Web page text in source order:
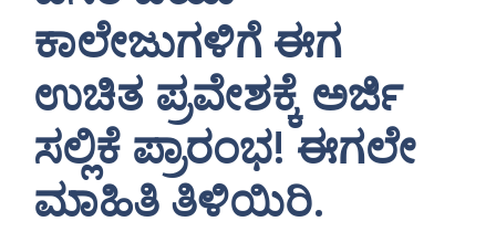
ಕಾಲೇಜುಗಳಿಗೆ ಈಗ
ಉಚಿತ ಪ್ರವೇಶಕ್ಕೆ ಅರ್ಜಿ
ಸಲ್ಲಿಕೆ ಪ್ರಾರಂಭ! ಈಗಲೇ
ಮಾಹಿತಿ ತಿಳಿಯಿರಿ.